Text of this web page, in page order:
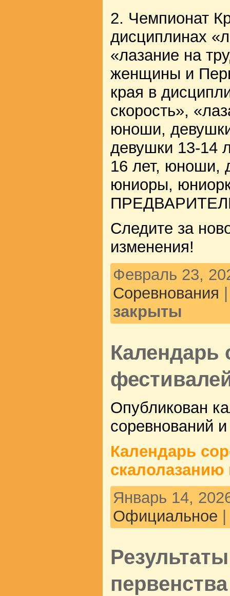
2. Чемпионат
дисциплинах
«лазание на
женщины и
края в
скорость»,
юноши,
девушки 13-14
16 лет, юноши,
юниоры,
Следите за
изменения!
Февраль 23,
Соревнования
закрыты
Календарь
Опубликован
соревнований
Календарь
скалолазанию
Январь 14,
Официальное